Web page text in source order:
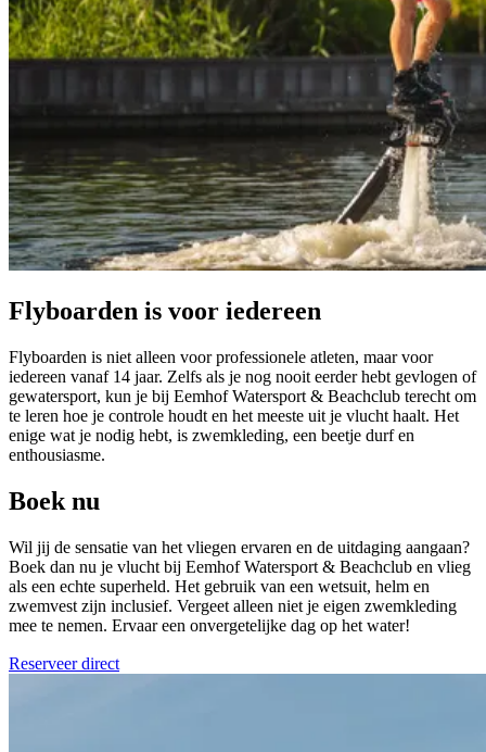
Flyboarden is voor iedereen
Flyboarden is niet alleen voor professionele atleten, maar voor
iedereen vanaf 14 jaar. Zelfs als je nog nooit eerder hebt gevlogen of
gewatersport, kun je bij Eemhof Watersport & Beachclub terecht om
te leren hoe je controle houdt en het meeste uit je vlucht haalt. Het
enige wat je nodig hebt, is zwemkleding, een beetje durf en
enthousiasme.
Boek nu
Wil jij de sensatie van het vliegen ervaren en de uitdaging aangaan?
Boek dan nu je vlucht bij Eemhof Watersport & Beachclub en vlieg
als een echte superheld. Het gebruik van een wetsuit, helm en
zwemvest zijn inclusief. Vergeet alleen niet je eigen zwemkleding
mee te nemen. Ervaar een onvergetelijke dag op het water!
Reserveer direct